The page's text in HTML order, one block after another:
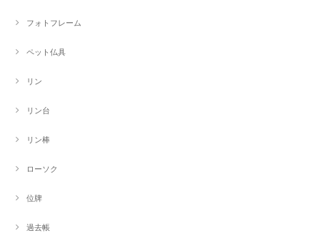
フォトフレーム
ペット仏具
リン
リン台
リン棒
ローソク
位牌
過去帳